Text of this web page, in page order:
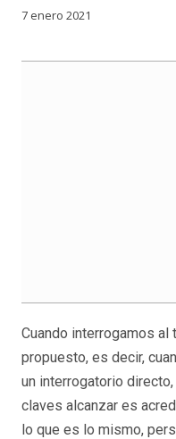
7 enero 2021
Cuando interrogamos
propuesto, es decir,
un interrogatorio
claves alcanzar es
lo que es lo mismo,